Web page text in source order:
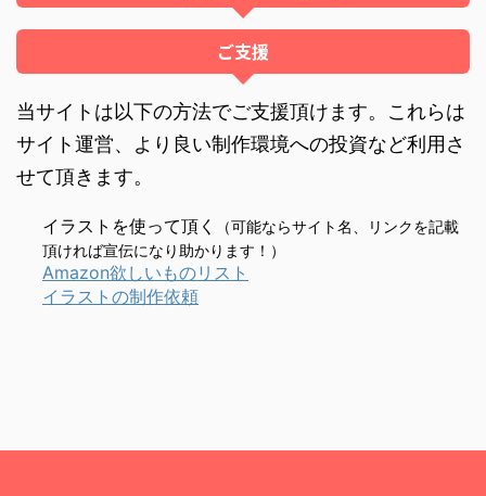
ご支援
当サイトは以下の方法でご支援頂けます。これらは
サイト運営、より良い制作環境への投資など利用さ
せて頂きます。
イラストを使って頂く
（可能ならサイト名、リンクを記載
頂ければ宣伝になり助かります！）
Amazon欲しいものリスト
イラストの制作依頼